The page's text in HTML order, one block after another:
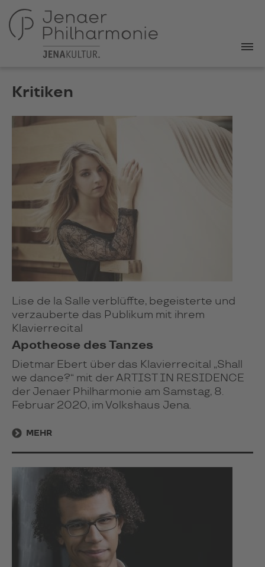
Kritiken
Lise de la Salle verblüffte, begeisterte und
verzauberte das Publikum mit ihrem
Klavierrecital
Apotheose des Tanzes
Dietmar Ebert über das Klavierrecital „Shall
we dance?“ mit der ARTIST IN RESIDENCE
der Jenaer Philharmonie am Samstag, 8.
Februar 2020, im Volkshaus Jena.
MEHR